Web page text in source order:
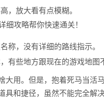
，放大看有点模糊。
称，没有详细的路线指示。
有些地方跟现在的游戏地图
大用。但是，抱着死马当活
和捷径，虽然不能完全解